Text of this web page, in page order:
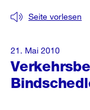
Seite vorlesen
21. Mai 2010